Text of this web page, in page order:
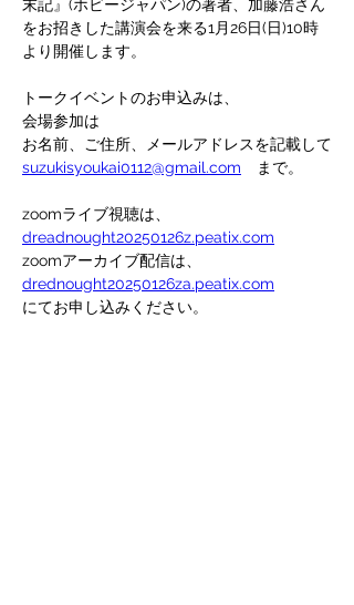
末記』(ホビージャパン)の著者、加藤浩さん
をお招きした講演会を来る1月26日(日)10時
より開催します。
トークイベントのお申込みは、
会場参加は
お名前、ご住所、メールアドレスを記載して
suzukisyoukai0112@gmail.com まで。
zoomライブ視聴は、
dreadnought20250126z.peatix.com
zoomアーカイブ配信は、
drednought20250126za.peatix.com
にてお申し込みください。